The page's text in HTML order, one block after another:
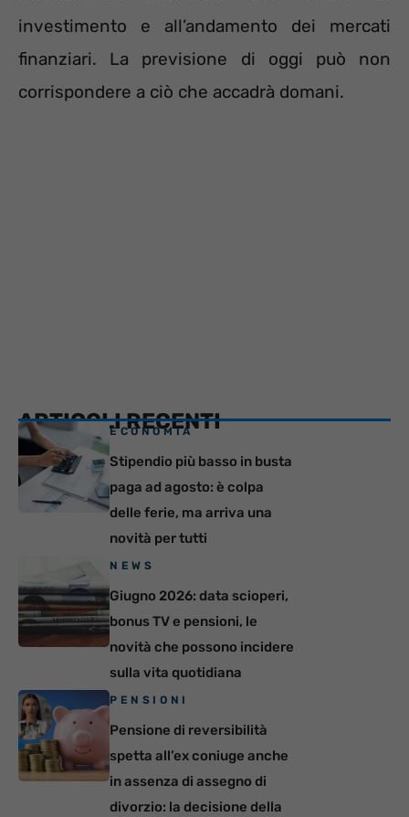
investimento e all’andamento dei mercati
finanziari. La previsione di oggi può non
corrispondere a ciò che accadrà domani.
ARTICOLI RECENTI
ECONOMIA
Stipendio più basso in busta
paga ad agosto: è colpa
delle ferie, ma arriva una
novità per tutti
NEWS
Giugno 2026: data scioperi,
bonus TV e pensioni, le
novità che possono incidere
sulla vita quotidiana
PENSIONI
Pensione di reversibilità
spetta all’ex coniuge anche
in assenza di assegno di
divorzio: la decisione della